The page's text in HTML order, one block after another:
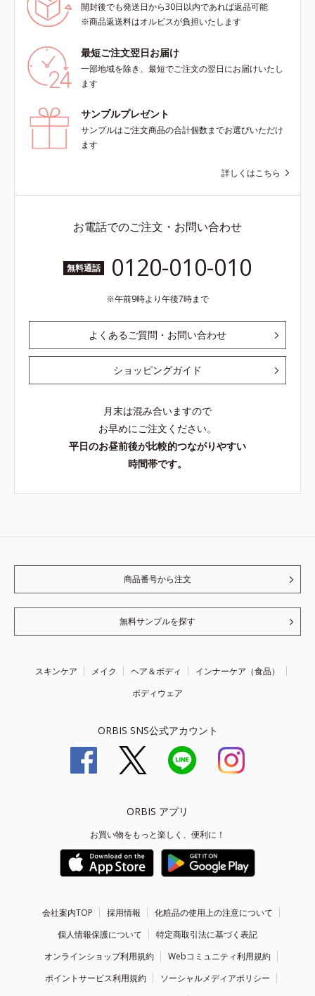
開封後でも発送日から30日以内であれば返品可能
※商品返送料はオルビスが負担いたします
最短ご注文翌日お届け
一部地域を除き、最短でご注文の翌日にお届けいたし
ます
サンプルプレゼント
サンプルはご注文商品の合計個数までお選びいただけ
ます
詳しくはこちら
お電話でのご注文・お問い合わせ
無料通話 0120-010-010
午前9時より午後7時まで
よくあるご質問・お問い合わせ
ショッピングガイド
月末は混み合いますので
お早めにご注文ください。
平日のお昼前後が比較的つながりやすい
時間帯です。
商品番号から注文
無料サンプルを探す
スキンケア メイク ヘア＆ボディ
インナーケア（食品）
ボディウェア
ORBIS SNS公式アカウント
ORBIS アプリ
お買い物をもっと楽しく、便利に！
会社案内TOP 採用情報
化粧品の使用上の注意について
個人情報保護について
特定商取引法に基づく表記
オンラインショップ利用規約
Webコミュニティ利用規約
ポイントサービス利用規約
ソーシャルメディアポリシー